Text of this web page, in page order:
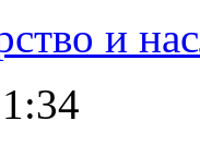
и